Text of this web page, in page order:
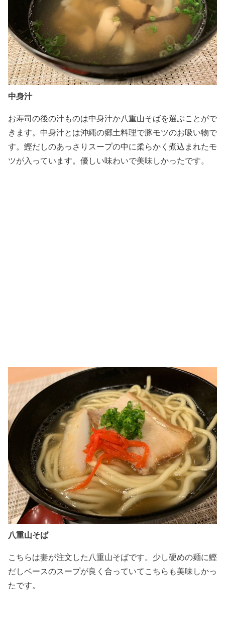
中身汁
お寿司の後の汁ものは中身汁か八重山そばを選ぶことがで
きます。中身汁とは沖縄の郷土料理で豚モツのお吸い物で
す。鰹だしのあっさりスープの中に柔らかく煮込まれたモ
ツが入っています。優しい味わいで美味しかったです。
八重山そば
こちらは妻が注文した八重山そばです。少し硬めの麺に鰹
だしベースのスープが良く合っていてこちらも美味しかっ
たです。